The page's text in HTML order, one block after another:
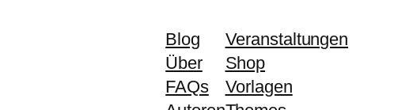
Blog
Über
FAQs
Veranstaltungen
Shop
Vorlagen